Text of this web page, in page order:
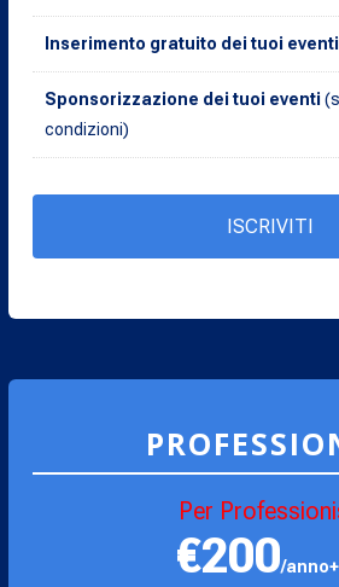
Inserimento gratuito dei tuoi eventi
Sponsorizzazione dei tuoi eventi
condizioni)
ISCRIVITI
Per
€200/